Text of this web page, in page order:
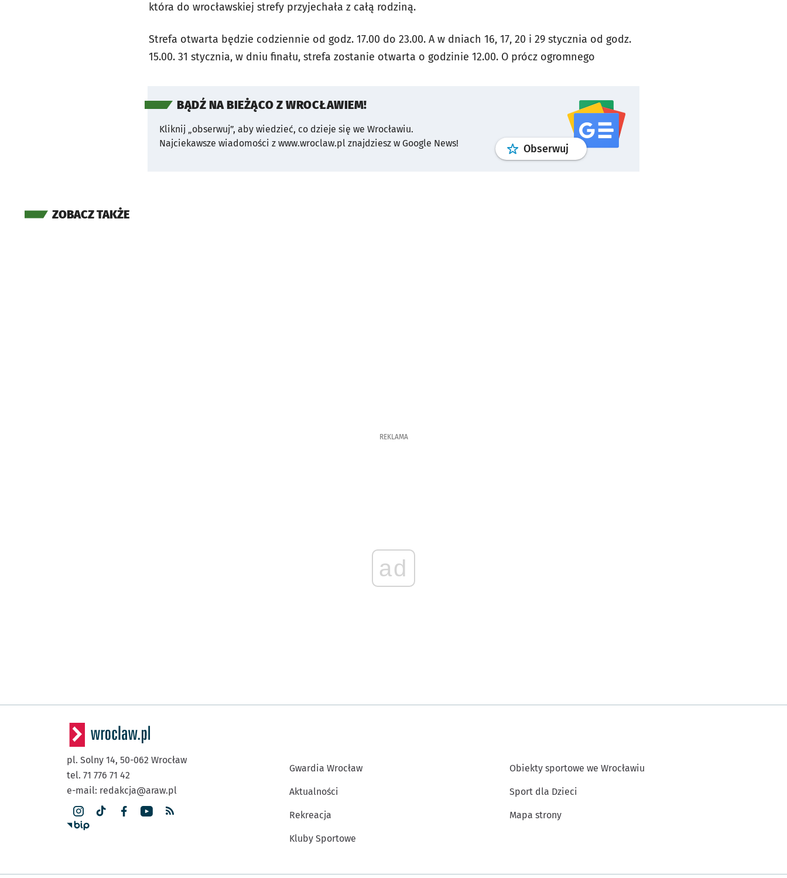
która do wrocławskiej strefy przyjechała z całą rodziną.
Strefa otwarta będzie codziennie od godz. 17.00 do 23.00. A w dniach 16, 17, 20 i 29 stycznia od godz.
15.00. 31 stycznia, w dniu finału, strefa zostanie otwarta o godzinie 12.00. O prócz ogromnego
BĄDŹ NA BIEŻĄCO Z WROCŁAWIEM!
Kliknij „obserwuj”, aby wiedzieć, co dzieje się we Wrocławiu.
Najciekawsze wiadomości z www.wroclaw.pl znajdziesz w Google News!
Obserwuj profilgoogle news
ZOBACZ TAKŻE
REKLAMA
ad
pl. Solny 14, 50-062 Wrocław
tel. 71 776 71 42
e-mail: redakcja@araw.pl
Gwardia Wrocław
Aktualności
Rekreacja
Kluby Sportowe
Obiekty sportowe we Wrocławiu
Sport dla Dzieci
Mapa strony